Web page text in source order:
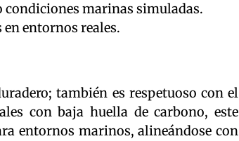
condiciones marinas simuladas.
entornos reales.
también es respetuoso con el
con baja huella de carbono, este
entornos marinos, alineándose con